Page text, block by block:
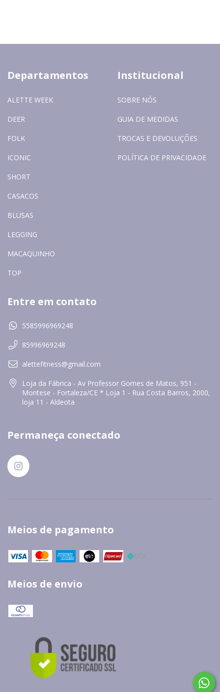
Departamentos
ALETTE WEEK
DEER
FOLK
ICONIC
SHORT
CASACOS
BLUSAS
LEGGING
MACAQUINHO
TOP
Institucional
SOBRE NÓS
GUIA DE MEDIDAS
TROCAS E DEVOLUÇÕES
POLÍTICA DE PRIVACIDADE
Entre em contato
5585996969248
85996969248
alettefitness@gmail.com
Loja da Fábrica - Av Professor Gomes de Matos, 951 -
Montese - Fortaleza/CE * Loja 1 - Rua Costa Barros, 2000,
loja 11 - Aldeota
Permaneça conectado
Meios de pagamento
Meios de envio